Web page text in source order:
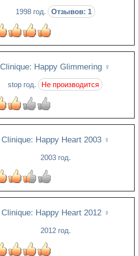
1998 год. Отзывов: 1
Clinique: Happy Glimmering ♀
stop год. Не производится
Clinique: Happy Heart 2003 ♀
2003 год.
Clinique: Happy Heart 2012 ♀
2012 год.